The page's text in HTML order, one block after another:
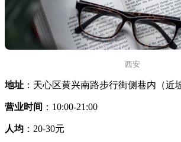
西安
地址 ：天心区黄兴南路步行街侧巷内（近
营业时间 ：10:00-21:00
人均 ：20-30元